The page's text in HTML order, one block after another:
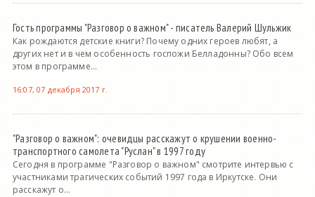
Гость программы "Разговор о важном" - писатель Валерий Шульжик
Как рождаются детские книги? Почему одних героев любят, а
других нет и в чем особенность госпожи Белладонны? Обо всем
этом в программе...
16:07, 07 декабря 2017 г.
"Разговор о важном": очевидцы расскажут о крушении военно-
транспортного самолета "Руслан" в 1997 году
Сегодня в программе "Разговор о важном" смотрите интервью с
участниками трагических событий 1997 года в Иркутске. Они
расскажут о...